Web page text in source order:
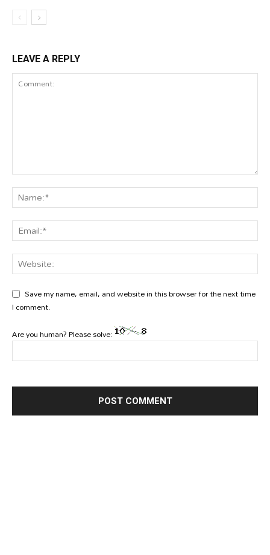
LEAVE A REPLY
Save my name, email, and website in this browser for the next time
I comment.
Are you human? Please solve: